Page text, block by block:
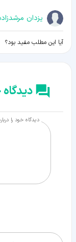
یزدان
آیا این مطلب مفید بود؟
دیدگاه خود را